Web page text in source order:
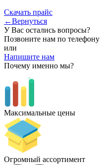
Скачать прайс
←Вернуться
У Вас остались вопросы?
Позвоните нам по телефону
или
Напишите нам
Почему именно мы?
Максимальные цены
Огромный ассортимент